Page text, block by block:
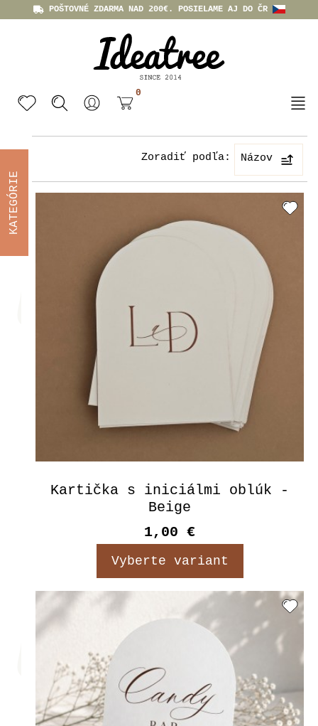
POŠTOVNÉ ZDARMA NAD 200€. POSIELAME AJ DO ČR
0
Zoradiť podľa: Názov
Kartička s iniciálmi oblúk -
Beige
1,00 €
Vyberte variant
KATEGÓRIE